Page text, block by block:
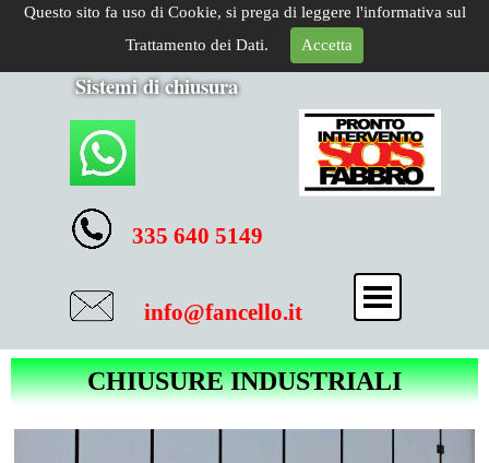
Questo sito fa uso di Cookie, si prega di leggere l'informativa sul
Trattamento dei Dati.
Accetta
335 640 5149
info@fancello.it
Sistemi di chiusura
CHIUSURE INDUSTRIALI